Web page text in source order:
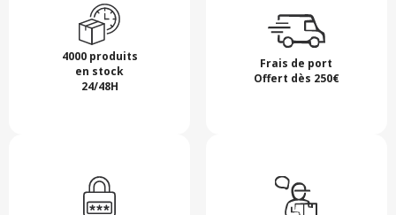
4000 produits
en stock
24/48H
Frais de port
Offert dès 250€